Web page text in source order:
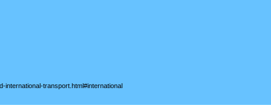
international-transport.html#international